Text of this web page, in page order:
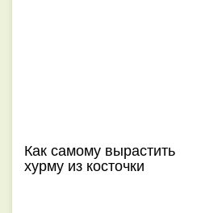
Как самому вырастить
хурму из косточки